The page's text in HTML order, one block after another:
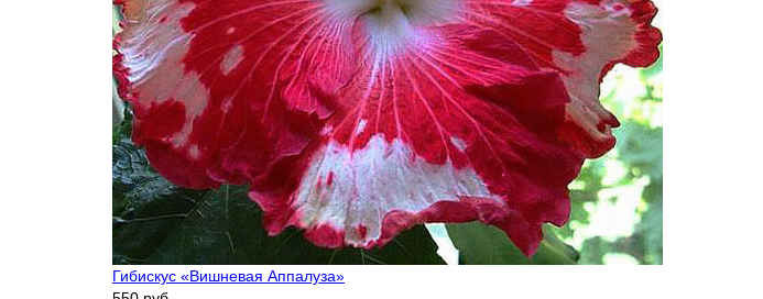
Гибискус «Вишневая Аппалуза»